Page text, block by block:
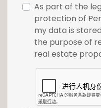
As part of the
protection of
my data is
the purpose of
real estate